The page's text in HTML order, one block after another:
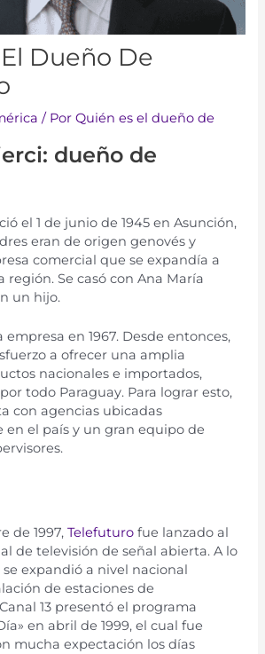
Dueño De
/ PorQuién es el dueño de
dueño de
ó el 1 de junio de 1945 en Asunción,
res eran de origen genovés y
resa comercial que se expandía a
región. Se casó con Ana María
un hijo.
empresa en 1967. Desde entonces,
fuerzo a ofrecer una amplia
os nacionales e importados,
por todo Paraguay. Para lograr esto,
con agencias ubicadas
en el país y un gran equipo de
visores.
de 1997, Telefuturo fue lanzado al
de televisión de señal abierta. Alo
se expandió a nivel nacional
ación de estaciones de
Canal 13 presentó el programa
ía» en abril de 1999, el cual fue
mucha expectación los días